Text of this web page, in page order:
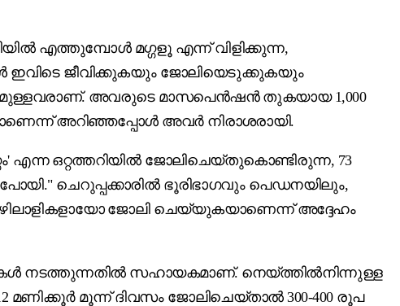
എത്തുമ്പോൾ മഗ്ഗളൂ എന്ന് വിളിക്കുന്ന,
ഇവിടെ ജീവിക്കുകയും ജോലിയെടുക്കുകയും
അവരുടെ മാസപെൻഷൻ തുകയായ 1,000
അറിഞ്ഞപ്പോൾ അവർ നിരാശരായി.
ഒറ്റത്തറിയിൽ ജോലിചെയ്തുകൊണ്ടിരുന്ന, 73
ചെറുപ്പക്കാരിൽ ഭൂരിഭാഗവും പെഡനയിലും,
ജോലി ചെയ്യുകയാണെന്ന് അദ്ദേഹം
നടത്തുന്നതിൽ സഹായകമാണ്. നെയ്ത്തിൽനിന്നുള്ള
മണിക്കൂർ മൂന്ന് ദിവസം ജോലിചെയ്താൽ 300-400 രൂപ